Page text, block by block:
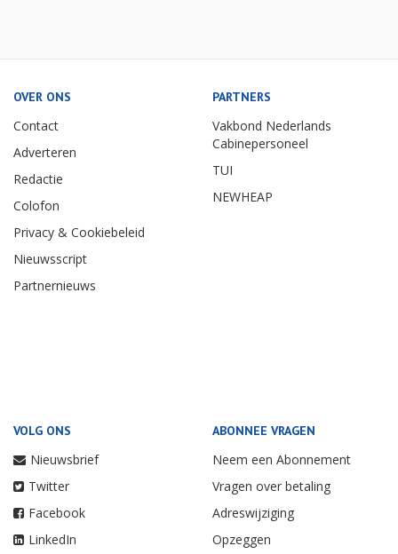
OVER ONS
Contact
Adverteren
Redactie
Colofon
Privacy & Cookiebeleid
Nieuwsscript
Partnernieuws
PARTNERS
Vakbond Nederlands
Cabinepersoneel
TUI
NEWHEAP
VOLG ONS
Nieuwsbrief
Twitter
Facebook
LinkedIn
ABONNEE VRAGEN
Neem een Abonnement
Vragen over betaling
Adreswijziging
Opzeggen